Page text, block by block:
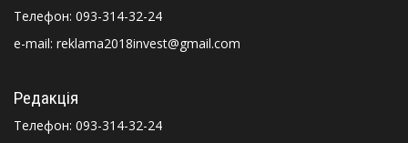
Телефон: 093-314-32-24
e-mail: reklama2018invest@gmail.com
Редакція
Телефон: 093-314-32-24